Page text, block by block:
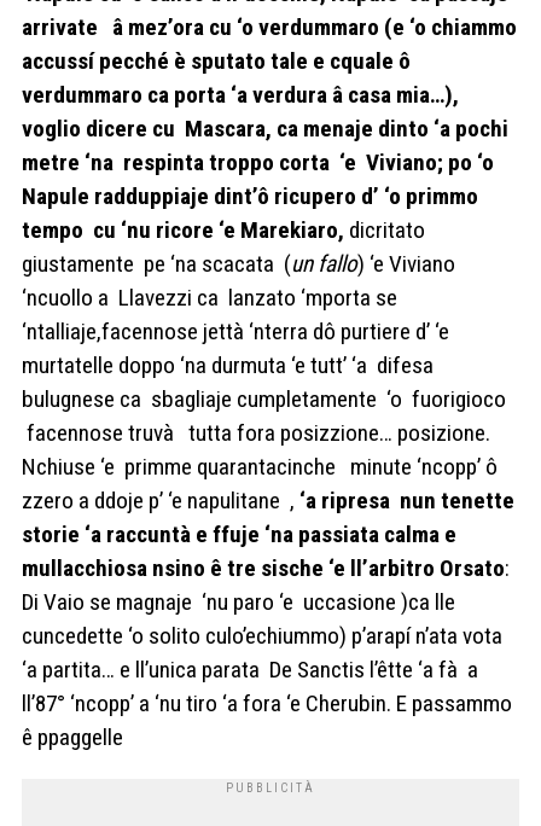
arrivate â mez’ora cu ‘o verdummaro (e ‘o chiammo
accussí pecché è sputato tale e cquale ô
verdummaro ca porta ‘a verdura â casa mia…),
voglio dicere cu Mascara, ca menaje dinto ‘a pochi
metre ‘na respinta troppo corta ‘e Viviano; po ‘o
Napule radduppiaje dint’ô ricupero d’ ‘o primmo
tempo cu ‘nu ricore ‘e Marekiaro, dicritato
giustamente pe ‘na scacata (un fallo) ‘e Viviano
‘ncuollo a Llavezzi ca lanzato ‘mporta se
‘ntalliaje,facennose jettà ‘nterra dô purtiere d’ ‘e
murtatelle doppo ‘na durmuta ‘e tutt’ ‘a difesa
bulugnese ca sbagliaje cumpletamente ‘o fuorigioco
facennose truvà tutta fora posizzione… posizione.
Nchiuse ‘e primme quarantacinche minute ‘ncopp’ ô
zzero a ddoje p’ ‘e napulitane , ‘a ripresa nun tenette
storie ‘a raccuntà e ffuje ‘na passiata calma e
mullacchiosa nsino ê tre sische ‘e ll’arbitro Orsato:
Di Vaio se magnaje ‘nu paro ‘e uccasione )ca lle
cuncedette ‘o solito culo’echiummo) p’arapí n’ata vota
‘a partita… e ll’unica parata De Sanctis l’êtte ‘a fà a
ll’87° ‘ncopp’ a ‘nu tiro ‘a fora ‘e Cherubin. E passammo
ê ppaggelle